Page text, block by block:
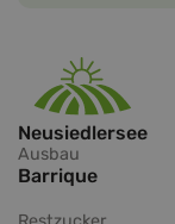
Neusiedlersee
Ausbau
Barrique